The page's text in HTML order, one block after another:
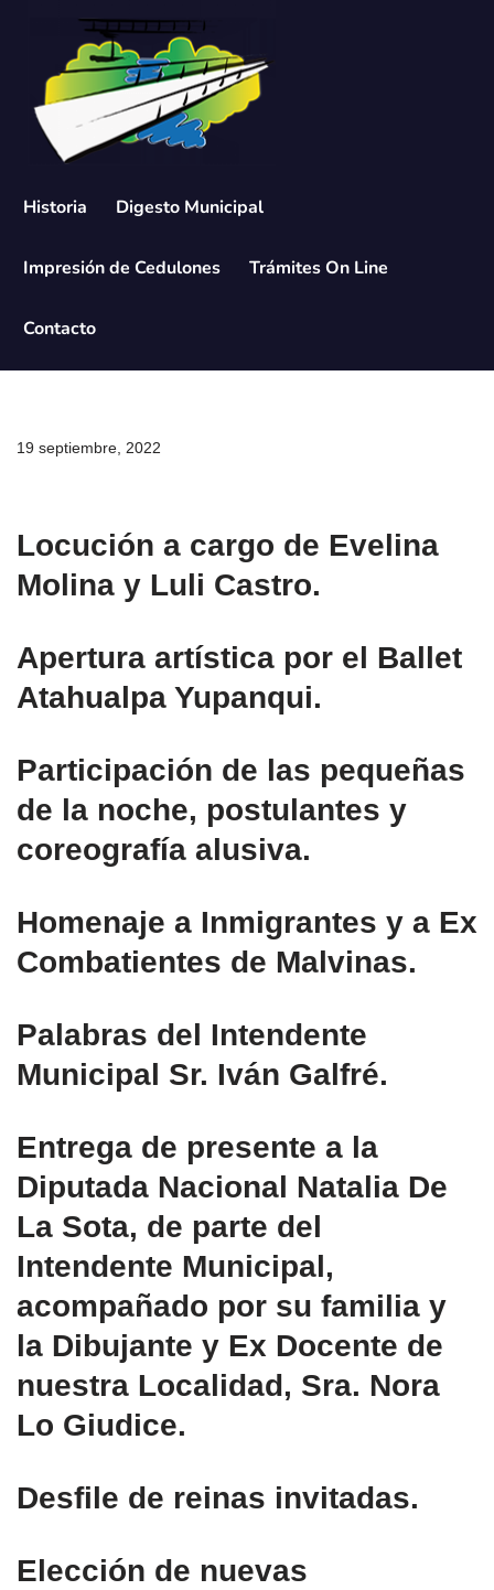
contenido
Historia Digesto Municipal
Impresión de Cedulones Trámites On Line
Contacto
19 septiembre, 2022
Locución a cargo de Evelina
Molina y Luli Castro.
Apertura artística por el Ballet
Atahualpa Yupanqui.
Participación de las pequeñas
de la noche, postulantes y
coreografía alusiva.
Homenaje a Inmigrantes y a Ex
Combatientes de Malvinas.
Palabras del Intendente
Municipal Sr. Iván Galfré.
Entrega de presente a la
Diputada Nacional Natalia De
La Sota, de parte del
Intendente Municipal,
acompañado por su familia y
la Dibujante y Ex Docente de
nuestra Localidad, Sra. Nora
Lo Giudice.
Desfile de reinas invitadas.
Elección de nuevas